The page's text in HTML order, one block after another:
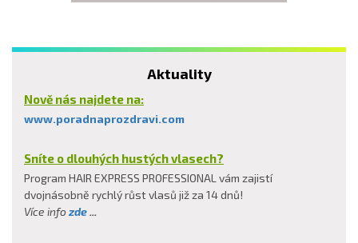
Aktuality
Nově nás najdete na:
www.poradnaprozdravi.com
Sníte o dlouhých hustých vlasech?
Program HAIR EXPRESS PROFESSIONAL vám zajistí
dvojnásobně rychlý růst vlasů již za 14 dnů!
Více info zde...